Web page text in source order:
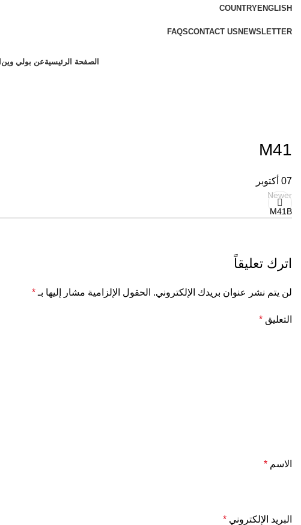
ENGLISH
COUNTRY
NEWSLETTER
CONTACT US
FAQS
الصفحة الرئيسيةعن بولي وين
M41
07 أكتوبر
Newer
M41B
اترك تعليقاً
لن يتم نشر عنوان بريدك الإلكتروني. الحقول الإلزامية مشار إليها بـ *
التعليق *
الاسم *
البريد الإلكتروني *